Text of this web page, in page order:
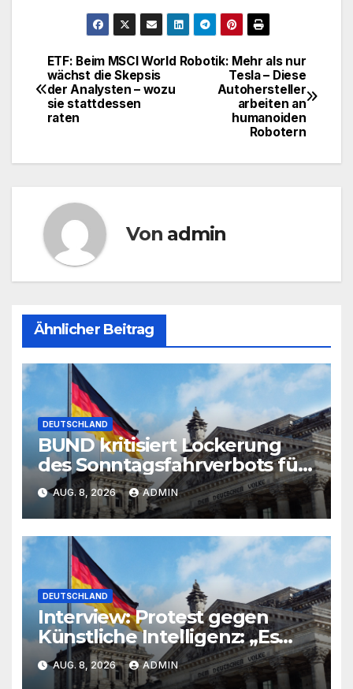
Beitragsnavigation
Robotik: Mehr als nur
Tesla – Diese
Autohersteller
arbeiten an
humanoiden
Robotern
ETF: Beim MSCI World
wächst die Skepsis
der Analysten – wozu
sie stattdessen
raten
Von admin
Ähnlicher Beitrag
DEUTSCHLAND
BUND kritisiert Lockerung
des Sonntagsfahrverbots für
Lkw
AUG. 8, 2026 ADMIN
DEUTSCHLAND
Interview: Protest gegen
Künstliche Intelligenz: „Es
gibt keine Methode, um zu
wissen: ‚Das ist sicher‘“
AUG. 8, 2026 ADMIN